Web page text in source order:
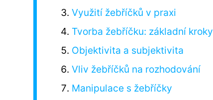
Využití žebříčků v praxi
Tvorba žebříčku: základní kroky
Objektivita a subjektivita
Vliv žebříčků na rozhodování
Manipulace s žebříčky